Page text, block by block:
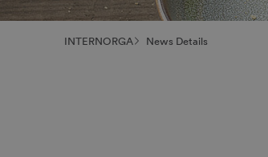
INTERNORGA News Details